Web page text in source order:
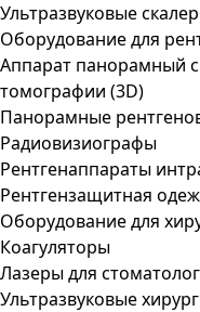
Ультразвуковые
Оборудование для
Аппарат панорамный
томографии (3D)
Панорамные
Радиовизиографы
Рентгенаппараты
Рентгензащитная
Оборудование для
Коагуляторы
Лазеры для
Ультразвуковые